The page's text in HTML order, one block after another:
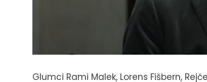
Glumci Rami Malek, Lorens Fišbern,